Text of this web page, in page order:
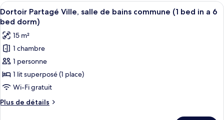
Afficher
toutes
les
photos
pour
ce
type
de
chambre :
Dortoir
Une chambre de dortoir avec des
7
Dortoir Partagé Ville, salle de bains commune (1 bed in a 6
bed dorm)
15 m²
1 chambre
1 personne
1 lit superposé (1 place)
Wi-Fi gratuit
Plus de détails
Plus